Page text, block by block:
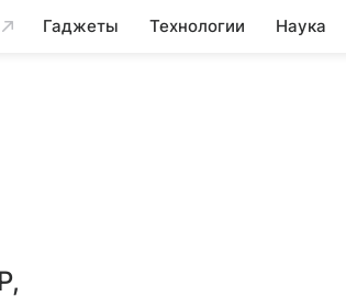
Гаджеты Технологии Наука